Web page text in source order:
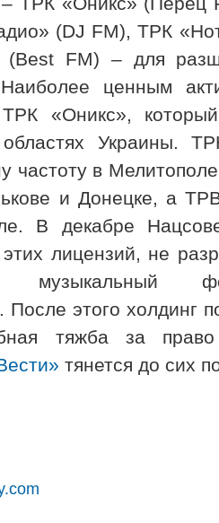
(DJ FM), ТРК
FM) – для
ценным
ТРК «Оникс»,
Украины.
частоту в
и Донецке, а
В декабре
лицензий, не
музыкальный
этого холдинг
тяжба за
тянется до сих